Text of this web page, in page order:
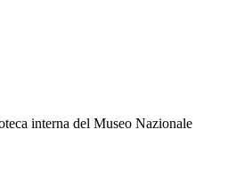
interna del Museo Nazionale